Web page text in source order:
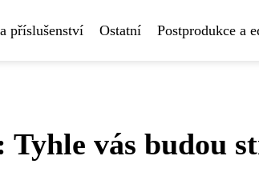
příslušenství Ostatní Postprodukce a
vás budou